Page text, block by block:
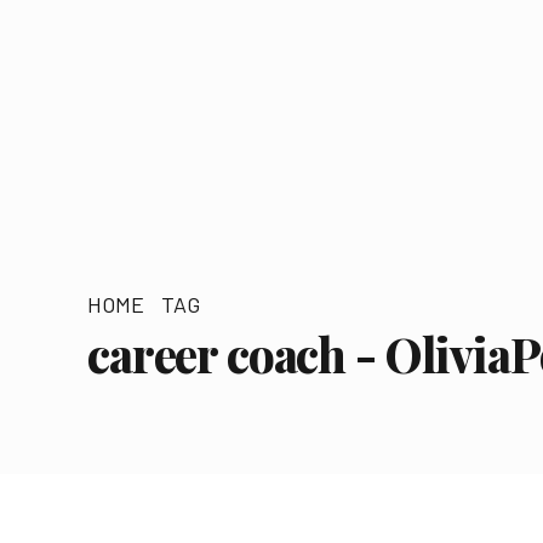
HOME TAG
career coach -